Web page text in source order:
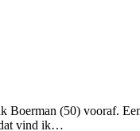
(50) vooraf.
dat vind ik…